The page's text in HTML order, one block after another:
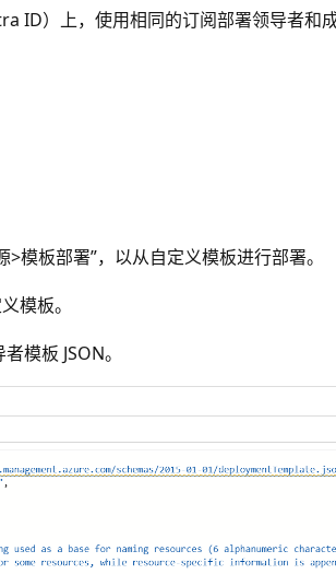
ID）上，使用相同的订阅部署领导者和
模板部署”，以从自定义模板进行部署。
模板。
模板 JSON。